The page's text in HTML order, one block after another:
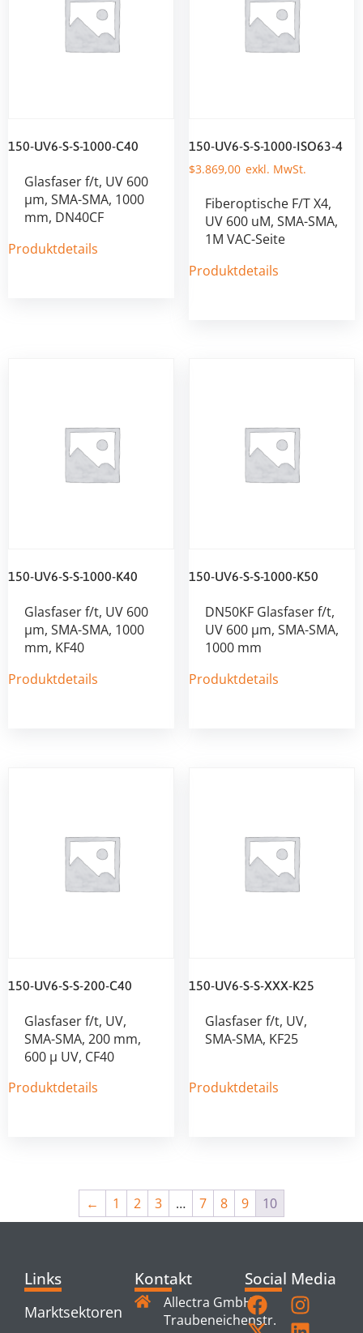
150-UV6-S-S-1000-C40
Glasfaser f/t, UV 600
µm, SMA-SMA, 1000
mm, DN40CF
Produktdetails
150-UV6-S-S-1000-ISO63-4
$3.869,00
Fiberoptische F/T X4,
UV 600 uM, SMA-SMA,
1M VAC-Seite
Produktdetails
150-UV6-S-S-1000-K40
Glasfaser f/t, UV 600
µm, SMA-SMA, 1000
mm, KF40
Produktdetails
150-UV6-S-S-1000-K50
DN50KF Glasfaser f/t,
UV 600 µm, SMA-SMA,
1000 mm
Produktdetails
150-UV6-S-S-200-C40
Glasfaser f/t, UV,
SMA-SMA, 200 mm,
600 µ UV, CF40
Produktdetails
150-UV6-S-S-XXX-K25
Glasfaser f/t, UV,
SMA-SMA, KF25
Produktdetails
← 1 2 3 … 7 8 9 10
Links
Marktsektoren
Kontakt
Allectra GmbH
Traubeneichenstr.
Social Media